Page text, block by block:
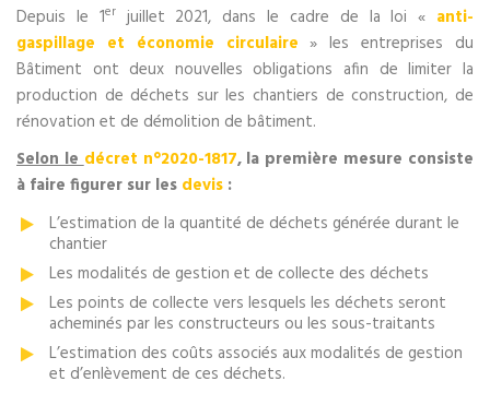
Depuis le 1erjuillet 2021, dans le cadre de la loi « anti-
gaspillage et économie circulaire» les entreprises du
Bâtiment ont deux nouvelles obligations afin de limiter la
production de déchets sur les chantiers de construction, de
rénovation et de démolition de bâtiment.
Selon ledécret n°2020-1817, la première mesure consiste
à faire figurer sur les devis :
L’estimation de la quantité de déchets générée durant le
chantier
Les modalités de gestion et de collecte des déchets
Les points de collecte vers lesquels les déchets seront
acheminés par les constructeurs ou les sous-traitants
L’estimation des coûts associés aux modalités de gestion
et d’enlèvement de ces déchets.